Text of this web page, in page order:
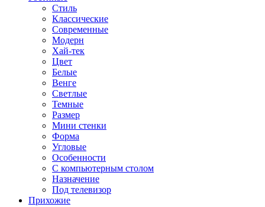
Стиль
Классические
Современные
Модерн
Хай-тек
Цвет
Белые
Венге
Светлые
Темные
Размер
Мини стенки
Форма
Угловые
Особенности
С компьютерным столом
Назначение
Под телевизор
Прихожие